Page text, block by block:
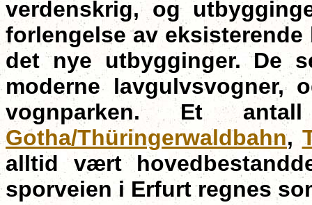
verdenskrig, og
forlengelse av
det nye utbygginger. De
moderne lavgulvsvogner,
vognparken. Et
Gotha/Thüringerwaldbahn,
alltid vært
sporveien i Erfurt regnes